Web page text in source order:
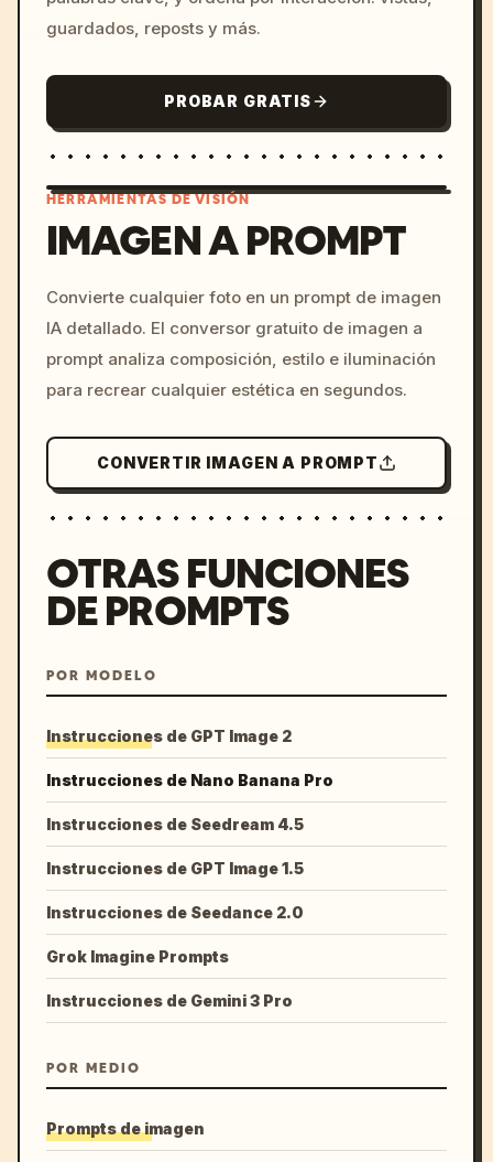
guardados, reposts y más.
PROBAR GRATIS
c, cyberpunk sunset, neon
colors, 8k --v 6.0
HERRAMIENTAS DE VISIÓN
IMAGEN A PROMPT
Convierte cualquier foto en un prompt de imagen
IA detallado. El conversor gratuito de imagen a
prompt analiza composición, estilo e iluminación
para recrear cualquier estética en segundos.
CONVERTIR IMAGEN A PROMPT
OTRAS FUNCIONES
DE PROMPTS
POR MODELO
Instrucciones de GPT Image 2
Instrucciones de Nano Banana Pro
Instrucciones de Seedream 4.5
Instrucciones de GPT Image 1.5
Instrucciones de Seedance 2.0
Grok Imagine Prompts
Instrucciones de Gemini 3 Pro
POR MEDIO
Prompts de imagen